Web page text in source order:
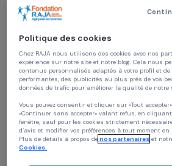
Intermèdes Robinson
Projet soutenu en 2020 : Agir pour
Présentation du projet
Chez RAJA nous utilisons des cookies avec
expérience sur notre site et notre blog. Cela
contenus personnalisés adaptés à votre
performantes, des publicités au plus près de
données de trafic pour améliorer la qualité de